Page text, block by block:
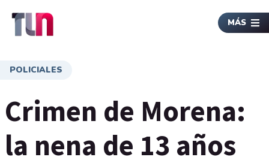
MÁS
POLICIALES
Crimen de Morena:
la nena de 13 años